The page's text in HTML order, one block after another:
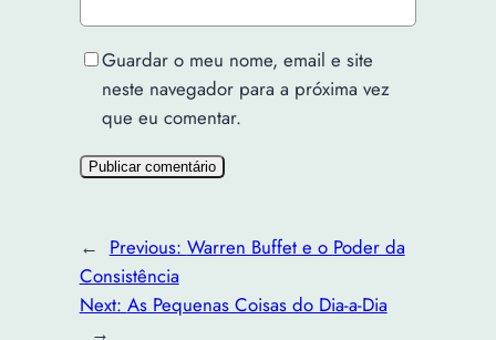
Guardar o meu nome, email e site
neste navegador para a próxima vez
que eu comentar.
← Previous: Warren Buffet e o Poder da
Consistência
Next: As Pequenas Coisas do Dia-a-Dia
→